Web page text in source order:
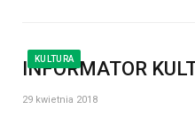
KULTURA
INFORMATOR
29 kwietnia 2018